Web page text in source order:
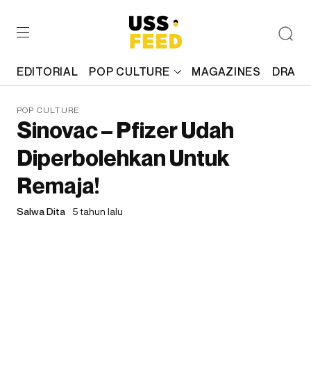
EDITORIAL POP CULTURE MAGAZINES
POP CULTURE
Sinovac – Pfizer Udah
Diperbolehkan Untuk
Remaja!
Salwa Dita 5 tahun lalu